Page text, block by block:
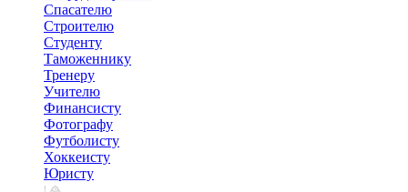
Спасателю
Строителю
Студенту
Таможеннику
Тренеру
Учителю
Финансисту
Фотографу
Футболисту
Хоккеисту
Юристу